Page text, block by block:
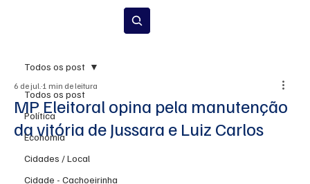
Todos os post
Política
Economia
Cidades / Local
Cidade - Cachoeirinha
Todos os post
MP Eleitoral opina pela manutenção
da vitória de Jussara e Luiz Carlos
6 de jul. 1 min de leitura